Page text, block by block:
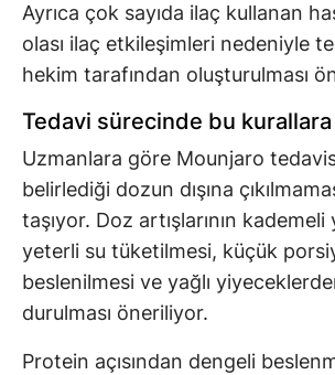
Ayrıca çok sayıda ilaç kullanan
olası ilaç etkileşimleri nedeniyle
hekim tarafından oluşturulması
Tedavi sürecinde bu
Uzmanlara göre Mounjaro
belirlediği dozun dışına
taşıyor. Doz artışlarının kademeli
yeterli su tüketilmesi, küçük
beslenilmesi ve yağlı
durulması öneriliyor.
Protein açısından dengeli